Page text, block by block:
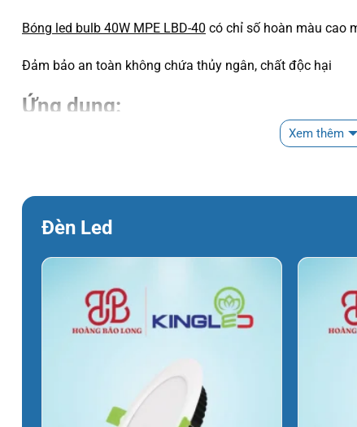
Bóng led bulb 40W MPE LBD-40 có chỉ số hoàn màu cao
Đảm bảo an toàn không chứa thủy ngân, chất độc hại
Ứng dụng:
Được sử dụng nhiều trong thiết kế chiếu sáng văn phòng,
Nơi mua sản phẩm Bóng led bulb
Hiện tại trên thị trường có nhiều nơi để mua sản phẩm
kiếm một nơi mua hàng uy tín với giá cả hợp lý thì thật sự
Biết được điều đó công ty Hoàng Bảo Long dựa trên Uy
với chính sách ưu đãi và chiết khấu cao, mang lại sự hài
CÔNG TY TNHH SX TM DV HOÀNG BẢO LONG
Địa chỉ: 83/15/10 Phạm Văn Bạch, Phường 15, Quận Tân
Xem thêm
Đèn Led